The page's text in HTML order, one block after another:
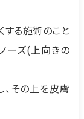
する施術のこと
ーズ(上向きの
その上を皮膚